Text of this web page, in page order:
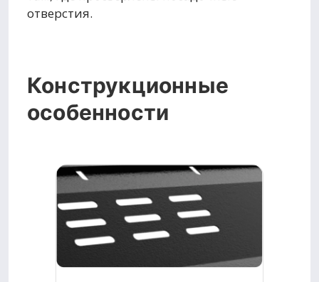
отверстия.
Конструкционные
особенности